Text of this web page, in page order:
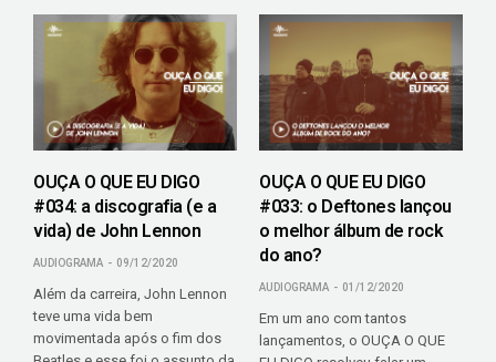
OUÇA O QUE EU DIGO
#034: a discografia (e a
vida) de John Lennon
AUDIOGRAMA 09/12/2020
Além da carreira, John Lennon
teve uma vida bem
movimentada após o fim dos
OUÇA O QUE EU DIGO
#033: o Deftones lançou
o melhor álbum de rock
do ano?
AUDIOGRAMA 01/12/2020
Em um ano com tantos
lançamentos, o OUÇA O QUE